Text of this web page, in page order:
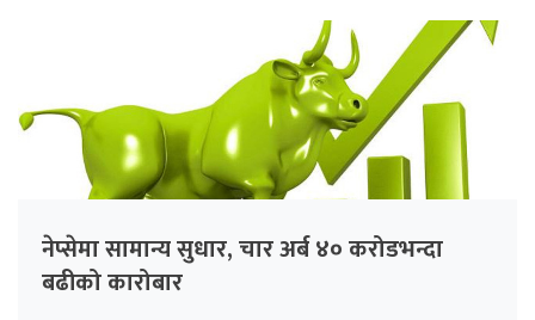
नेप्सेमा सामान्य सुधार, चार अर्ब ४० करोडभन्दा
बढीको कारोबार